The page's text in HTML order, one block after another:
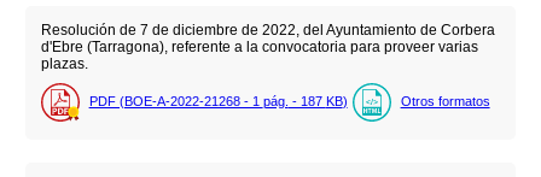
Resolución de 7 de diciembre de 2022, del Ayuntamiento de Corbera
d'Ebre (Tarragona), referente a la convocatoria para proveer varias
plazas.
PDF (BOE-A-2022-21268 - 1 pág. - 187 KB) Otros formatos